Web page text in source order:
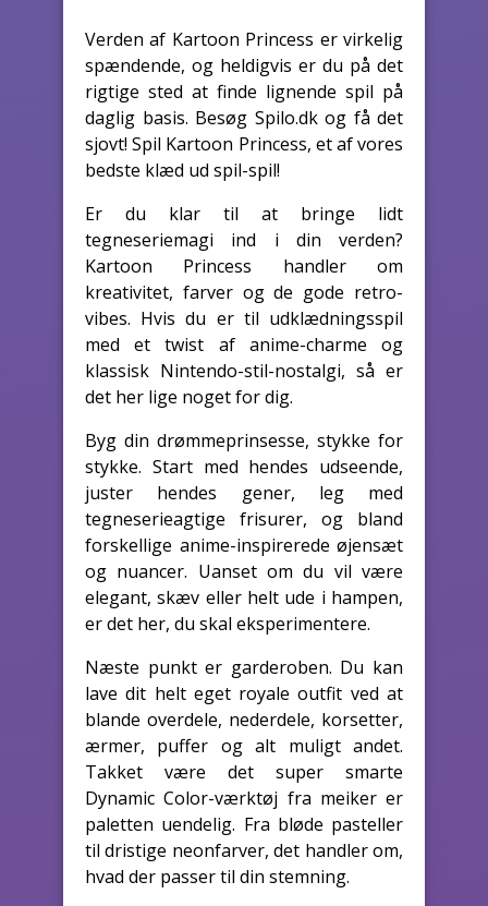
Verden af Kartoon Princess er virkelig
spændende, og heldigvis er du på det
rigtige sted at finde lignende spil på
daglig basis. Besøg Spilo.dk og få det
sjovt! Spil Kartoon Princess, et af vores
bedste klæd ud spil-spil!
Er du klar til at bringe lidt
tegneseriemagi ind i din verden?
Kartoon Princess handler om
kreativitet, farver og de gode retro-
vibes. Hvis du er til udklædningsspil
med et twist af anime-charme og
klassisk Nintendo-stil-nostalgi, så er
det her lige noget for dig.
Byg din drømmeprinsesse, stykke for
stykke. Start med hendes udseende,
juster hendes gener, leg med
tegneserieagtige frisurer, og bland
forskellige anime-inspirerede øjensæt
og nuancer. Uanset om du vil være
elegant, skæv eller helt ude i hampen,
er det her, du skal eksperimentere.
Næste punkt er garderoben. Du kan
lave dit helt eget royale outfit ved at
blande overdele, nederdele, korsetter,
ærmer, puffer og alt muligt andet.
Takket være det super smarte
Dynamic Color-værktøj fra meiker er
paletten uendelig. Fra bløde pasteller
til dristige neonfarver, det handler om,
hvad der passer til din stemning.